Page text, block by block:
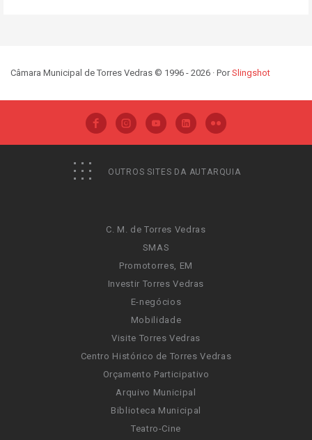
Câmara Municipal de Torres Vedras © 1996 - 2026 · PorSlingshot
OUTROS SITES DA AUTARQUIA
C. M. de Torres Vedras
SMAS
Promotorres, EM
Investir Torres Vedras
E-negócios
Mobilidade
Visite Torres Vedras
Centro Histórico de Torres Vedras
Orçamento Participativo
Arquivo Municipal
Biblioteca Municipal
Teatro-Cine